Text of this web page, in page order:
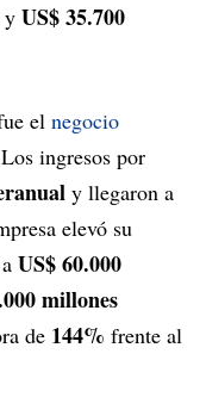
y US$ 35.700
el negocio
ingresos por
y llegaron a
elevó su
US$ 60.000
millones
de 144% frente al